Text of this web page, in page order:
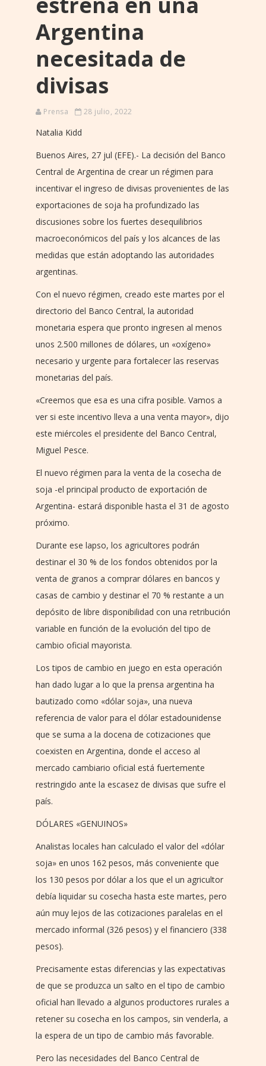
Argentina
necesitada de
divisas
Prensa 28 julio, 2022
Natalia Kidd
Buenos Aires, 27 jul (EFE).- La decisión del Banco
Central de Argentina de crear un régimen para
incentivar el ingreso de divisas provenientes de las
exportaciones de soja ha profundizado las
discusiones sobre los fuertes desequilibrios
macroeconómicos del país y los alcances de las
medidas que están adoptando las autoridades
argentinas.
Con el nuevo régimen, creado este martes por el
directorio del Banco Central, la autoridad
monetaria espera que pronto ingresen al menos
unos 2.500 millones de dólares, un «oxígeno»
necesario y urgente para fortalecer las reservas
monetarias del país.
«Creemos que esa es una cifra posible. Vamos a
ver si este incentivo lleva a una venta mayor», dijo
este miércoles el presidente del Banco Central,
Miguel Pesce.
El nuevo régimen para la venta de la cosecha de
soja -el principal producto de exportación de
Argentina- estará disponible hasta el 31 de agosto
próximo.
Durante ese lapso, los agricultores podrán
destinar el 30 % de los fondos obtenidos por la
venta de granos a comprar dólares en bancos y
casas de cambio y destinar el 70 % restante a un
depósito de libre disponibilidad con una retribución
variable en función de la evolución del tipo de
cambio oficial mayorista.
Los tipos de cambio en juego en esta operación
han dado lugar a lo que la prensa argentina ha
bautizado como «dólar soja», una nueva
referencia de valor para el dólar estadounidense
que se suma a la docena de cotizaciones que
coexisten en Argentina, donde el acceso al
mercado cambiario oficial está fuertemente
restringido ante la escasez de divisas que sufre el
país.
DÓLARES «GENUINOS»
Analistas locales han calculado el valor del «dólar
soja» en unos 162 pesos, más conveniente que
los 130 pesos por dólar a los que el un agricultor
debía liquidar su cosecha hasta este martes, pero
aún muy lejos de las cotizaciones paralelas en el
mercado informal (326 pesos) y el financiero (338
pesos).
Precisamente estas diferencias y las expectativas
de que se produzca un salto en el tipo de cambio
oficial han llevado a algunos productores rurales a
retener su cosecha en los campos, sin venderla, a
la espera de un tipo de cambio más favorable.
Pero las necesidades del Banco Central de